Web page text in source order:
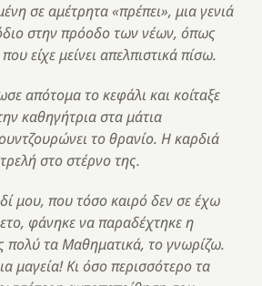
σε αμέτρητα «πρέπει», μια γενιά
στην πρόοδο των νέων, όπως
είχε μείνει απελπιστικά πίσω.
το κεφάλι και κοίταξε
καθηγήτρια στα μάτια
το θρανίο. Η καρδιά
στο στέρνο της.
μου, που τόσο καιρό δεν σε έχω
φάνηκε να παραδέχτηκε η
πολύ τα Μαθηματικά, το γνωρίζω.
μαγεία! Κι όσο περισσότερο τα